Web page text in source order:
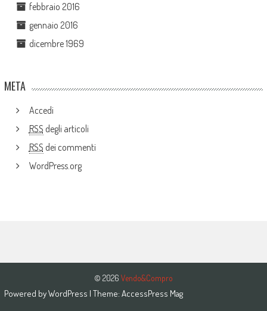
febbraio 2016
gennaio 2016
dicembre 1969
META
Accedi
RSS degli articoli
RSS dei commenti
WordPress.org
© 2026 Vendo&Compro
Powered byWordPress | Theme: AccessPress Mag